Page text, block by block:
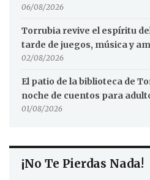
06/08/2026
Torrubia revive el espíritu
tarde de juegos, música y
02/08/2026
El patio de la biblioteca de
noche de cuentos para
01/08/2026
¡No Te Pierdas Nada!